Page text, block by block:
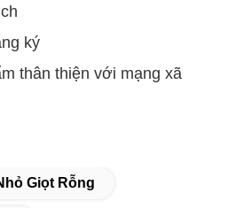
ký
thân thiện với mạng xã
Giọt Rỗng